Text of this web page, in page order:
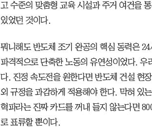
고 수준의 맞춤형 교육 시설과 주거 여건을
있었던 것이다.
뭐니해도 반도체 조기 완공의 핵심 동력은
파격적으로 단축한 노동의 유연성이었다. 우
다. 진정 속도전을 원한다면 반도체 건설 현
외 규정을 과감하게 적용해야 한다. 막혀 있
혁파라는 진짜 카드를 꺼내 들지 않는다면
로 표류할 뿐이다.